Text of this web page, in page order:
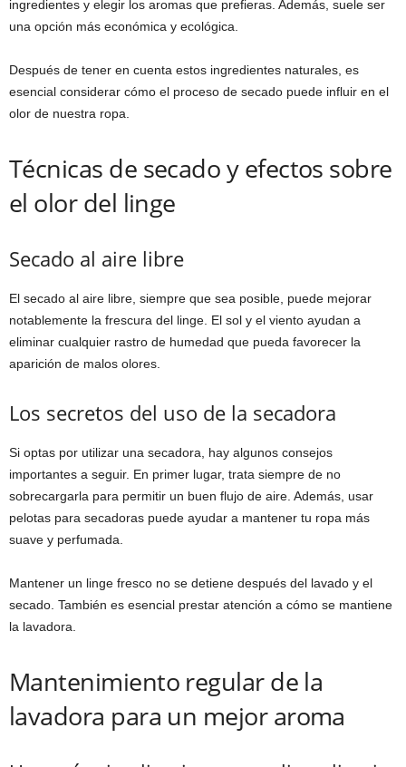
ingredientes y elegir los aromas que prefieras. Además, suele ser
una opción más económica y ecológica.
Después de tener en cuenta estos ingredientes naturales, es
esencial considerar cómo el proceso de secado puede influir en el
olor de nuestra ropa.
Técnicas de secado y efectos sobre
el olor del linge
Secado al aire libre
El secado al aire libre, siempre que sea posible, puede mejorar
notablemente la frescura del linge. El sol y el viento ayudan a
eliminar cualquier rastro de humedad que pueda favorecer la
aparición de malos olores.
Los secretos del uso de la secadora
Si optas por utilizar una secadora, hay algunos consejos
importantes a seguir. En primer lugar, trata siempre de no
sobrecargarla para permitir un buen flujo de aire. Además, usar
pelotas para secadoras puede ayudar a mantener tu ropa más
suave y perfumada.
Mantener un linge fresco no se detiene después del lavado y el
secado. También es esencial prestar atención a cómo se mantiene
la lavadora.
Mantenimiento regular de la
lavadora para un mejor aroma